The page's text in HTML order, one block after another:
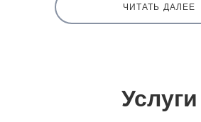
ЧИТАТЬ ДАЛЕЕ
Услуги